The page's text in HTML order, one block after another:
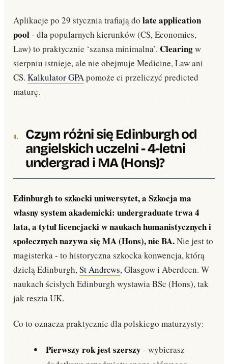
Aplikacje po 29 stycznia trafiają do late application
pool- dla popularnych kierunków (CS, Economics,
Law) to praktycznie ‘szansa minimalna’. Clearingw
sierpniu istnieje, ale nie obejmuje Medicine, Law ani
CS. Kalkulator GPApomoże ci przeliczyć predicted
maturę.
Czym różni się Edinburgh od
angielskich uczelni - 4-letni
undergrad i MA (Hons)?
Edinburgh to szkocki uniwersytet, a Szkocja ma
własny system akademicki: undergraduate trwa 4
lata, a tytuł licencjacki w naukach humanistycznych i
społecznych nazywa się MA (Hons), nie BA.Nie jest to
magisterka - to historyczna szkocka konwencja, którą
dzielą Edinburgh,St Andrews, Glasgow i Aberdeen. W
naukach ścisłych Edinburgh wystawia BSc (Hons), tak
jak reszta UK.
Co to oznacza praktycznie dla polskiego maturzysty:
Pierwszy rok jest szerszy - wybierasz